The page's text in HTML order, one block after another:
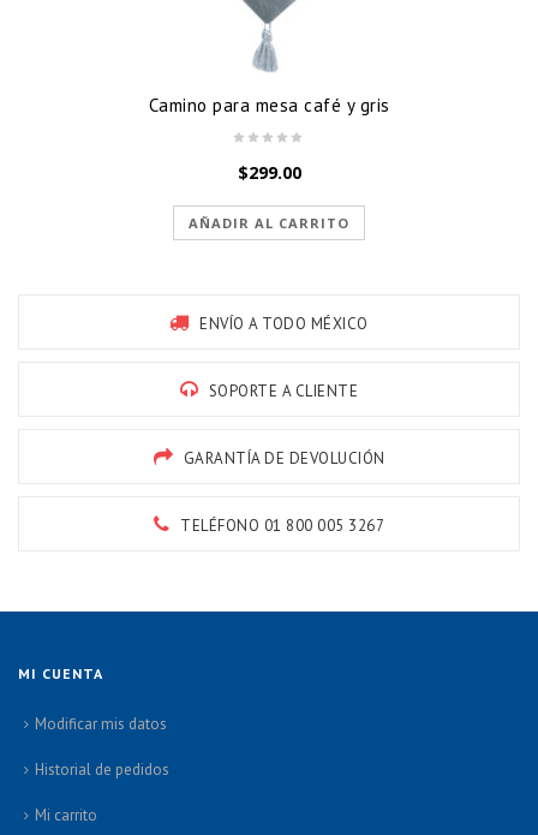
Camino para mesa café y gris
$299.00
AÑADIR AL CARRITO
ENVÍO A TODO MÉXICO
SOPORTE A CLIENTE
GARANTÍA DE DEVOLUCIÓN
TELÉFONO 01 800 005 3267
MI CUENTA
Modificar mis datos
Historial de pedidos
Mi carrito